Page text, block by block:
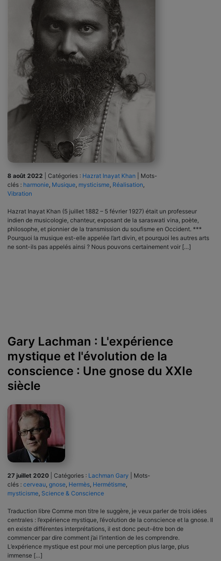
8 août 2022 Catégories : Hazrat Inayat Khan
Mots-
clés : harmonie Musique mysticisme Réalisation
Vibration
Hazrat Inayat Khan (5 juillet 1882 – 5 février 1927) était un professeur
indien de musicologie, chanteur, exposant de la saraswati vina, poète,
philosophe, et pionnier de la transmission du soufisme en Occident. ***
Pourquoi la musique est-elle appelée l’art divin, et pourquoi les autres arts
ne sont-ils pas appelés ainsi ? Nous pouvons certainement voir […]
Gary Lachman : L'expérience
mystique et l'évolution de la
conscience : Une gnose du XXIe
siècle
27 juillet 2020 Catégories : Lachman Gary
Mots-
clés : cerveau, gnose, Hermès, Hermétisme,
mysticisme, Science & Conscience
Traduction libre Comme mon titre le suggère, je veux parler de trois idées
centrales : l’expérience mystique, l’évolution de la conscience et la gnose. Il
en existe différentes interprétations, il est donc peut-être bon de
commencer par dire comment j’ai l’intention de les comprendre.
L’expérience mystique est pour moi une perception plus large, plus
immense […]